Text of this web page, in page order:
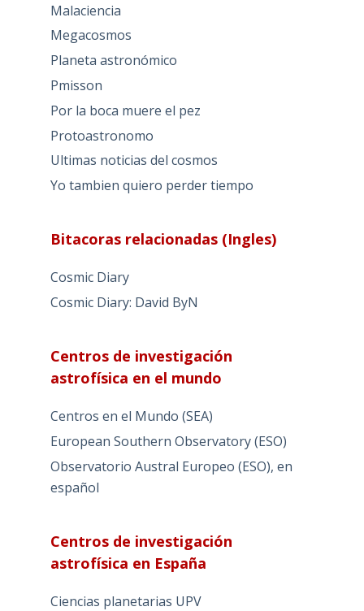
Malaciencia
Megacosmos
Planeta astronómico
Pmisson
Por la boca muere el pez
Protoastronomo
Ultimas noticias del cosmos
Yo tambien quiero perder tiempo
Bitacoras relacionadas (Ingles)
Cosmic Diary
Cosmic Diary: David ByN
Centros de investigación
astrofísica en el mundo
Centros en el Mundo (SEA)
European Southern Observatory (ESO)
Observatorio Austral Europeo (ESO), en
español
Centros de investigación
astrofísica en España
Ciencias planetarias UPV